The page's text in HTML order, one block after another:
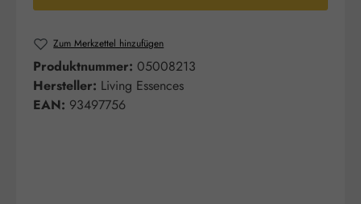
Zum Merkzettel hinzufügen
Produktnummer: 05008213
Hersteller: Living Essences
EAN: 93497756